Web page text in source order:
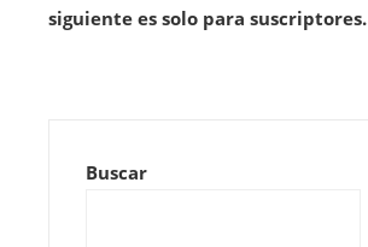
siguiente es solo para suscriptores.
Buscar